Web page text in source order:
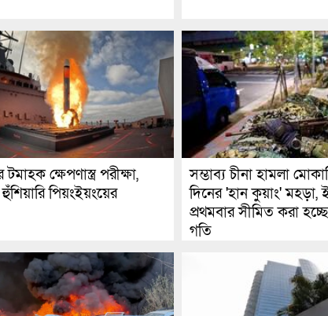
ক্ষেপণাস্ত্র পরীক্ষা,
পিয়ংইয়ংয়ের
সম্ভাব্য চীনা হামলা
দিনের 'হান কুয়াং' মহড়া,
প্রথমবার সীমিত করা
গতি